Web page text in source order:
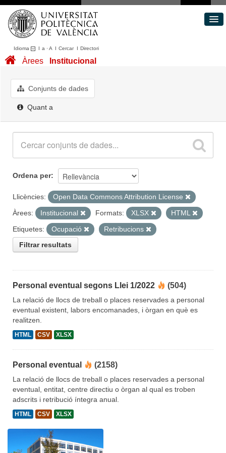
Idioma I a ·A I CercarI Directori
Conjunts de dades
Quant a
Àrees Institucional
Conjunts de dades
Quant a
Ordena per
Llicències:
Open Data Commons Attribution License
Àrees:
Institucional Formats: XLSX
HTML
Etiquetes:
Ocupació
Retribucions
Filtrar resultats
Personal eventual segons Llei 1/2022 (504)
La relació de llocs de treball o places reservades a personal
eventual existent, labors encomanades, i òrgan en què es
realitzen.
HTML CSV XLSX
Personal eventual (2158)
La relació de llocs de treball o places reservades a personal
eventual, entitat, centre directiu o òrgan al qual es troben
adscrits i retribució íntegra anual.
HTML CSV XLSX